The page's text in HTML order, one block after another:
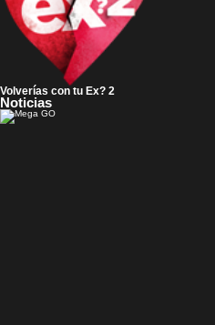
Volverías con tu Ex? 2
Noticias